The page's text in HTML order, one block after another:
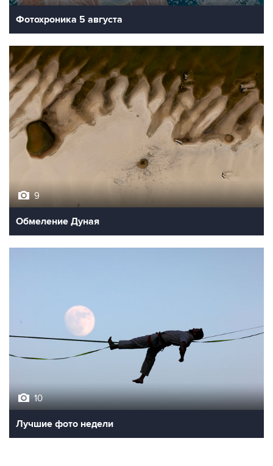
Фотохроника 5 августа
9
Обмеление Дуная
10
Лучшие фото недели